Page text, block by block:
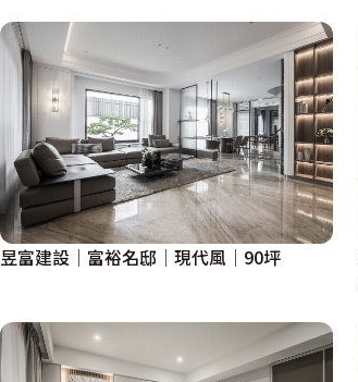
昱富建設│富裕名邸│現代風│90坪